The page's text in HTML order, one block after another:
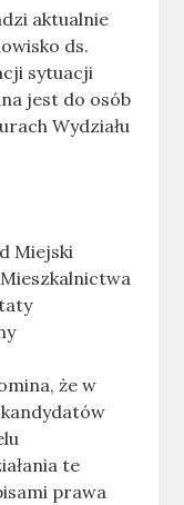
aktualnie
ds.
sytuacji
jest do osób
Wydziału
Miejski
że w
te
prawa